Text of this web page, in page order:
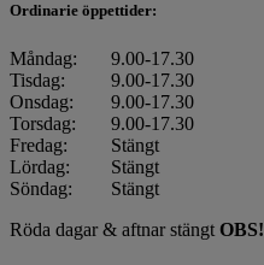
Ordinarie öppettider:
Måndag:
9.00-17.30
Tisdag:
9.00-17.30
Onsdag:
9.00-17.30
Torsdag:
9.00-17.30
Fredag:
Stängt
Lördag:
Stängt
Söndag:
Stängt
Röda dagar & aftnar stängt OBS!